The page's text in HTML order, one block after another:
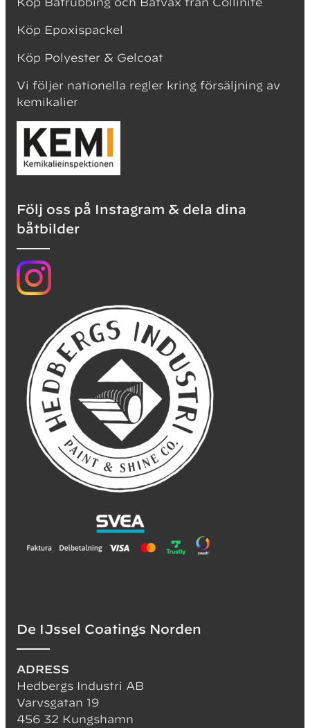
Köp Epoxispackel
Köp Polyester & Gelcoat
Vi följer nationella regler kring försäljning av
kemikalier
Följ oss på Instagram & dela dina
båtbilder
De IJssel Coatings Norden
ADRESS
Hedbergs Industri AB
Varvsgatan 19
456 32 Kungshamn